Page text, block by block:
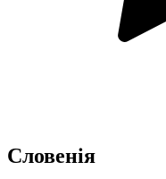
Словенія